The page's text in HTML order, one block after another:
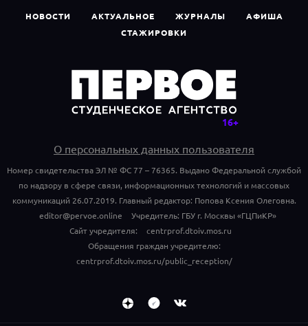
НОВОСТИ АКТУАЛЬНОЕ ЖУРНАЛЫ
АФИША
СТАЖИРОВКИ
О персональных данных пользователя
Номер свидетельства ЭЛ № ФС 77 – 76365. Выдано Федеральной службой
по надзору в сфере связи, информационных технологий и массовых
коммуникаций 26.07.2019. Главный редактор: Попова Ксения Олеговна.
editor@pervoe.online
Учредитель: ГБУ г. Москвы «ГЦПиКР»
Сайт учредителя:
centrprof.dtoiv.mos.ru
Обращения граждан учредителю:
centrprof.dtoiv.mos.ru/public_reception/